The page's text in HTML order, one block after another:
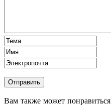
Вам также может понравиться